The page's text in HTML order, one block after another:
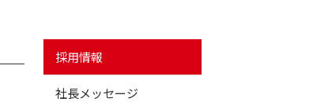
採用情報
社長メッセージ